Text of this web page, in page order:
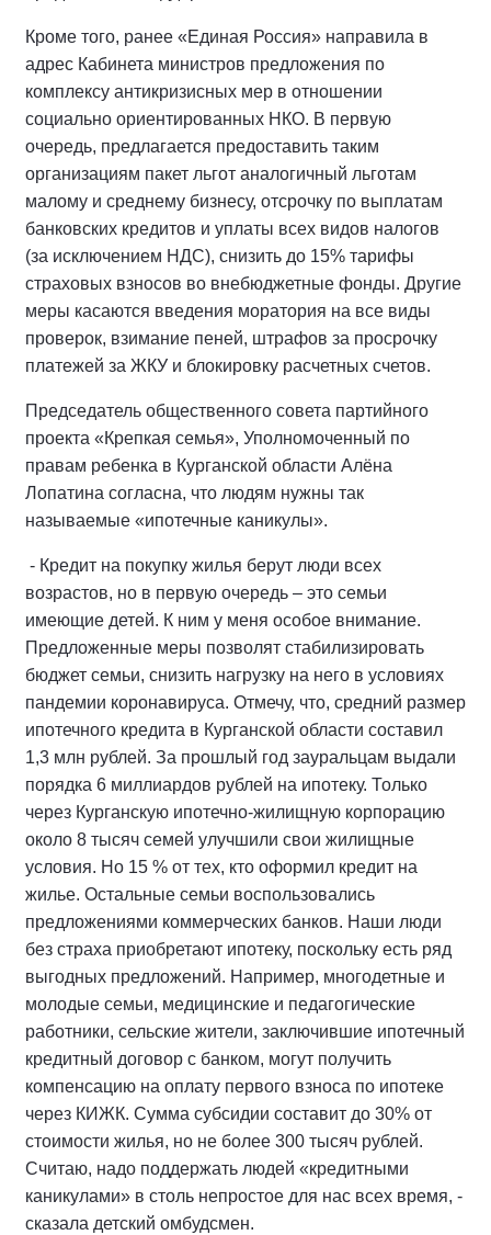
Кроме того, ранее «Единая Россия» направила в
адрес Кабинета министров предложения по
комплексу антикризисных мер в отношении
социально ориентированных НКО. В первую
очередь, предлагается предоставить таким
организациям пакет льгот аналогичный льготам
малому и среднему бизнесу, отсрочку по выплатам
банковских кредитов и уплаты всех видов налогов
(за исключением НДС), снизить до 15% тарифы
страховых взносов во внебюджетные фонды. Другие
меры касаются введения моратория на все виды
проверок, взимание пеней, штрафов за просрочку
платежей за ЖКУ и блокировку расчетных счетов.
Председатель общественного совета партийного
проекта «Крепкая семья», Уполномоченный по
правам ребенка в Курганской области Алёна
Лопатина согласна, что людям нужны так
называемые «ипотечные каникулы».
- Кредит на покупку жилья берут люди всех
возрастов, но в первую очередь – это семьи
имеющие детей. К ним у меня особое внимание.
Предложенные меры позволят стабилизировать
бюджет семьи, снизить нагрузку на него в условиях
пандемии коронавируса. Отмечу, что, средний размер
ипотечного кредита в Курганской области составил
1,3 млн рублей. За прошлый год зауральцам выдали
порядка 6 миллиардов рублей на ипотеку. Только
через Курганскую ипотечно-жилищную корпорацию
около 8 тысяч семей улучшили свои жилищные
условия. Но 15 % от тех, кто оформил кредит на
жилье. Остальные семьи воспользовались
предложениями коммерческих банков. Наши люди
без страха приобретают ипотеку, поскольку есть ряд
выгодных предложений. Например, многодетные и
молодые семьи, медицинские и педагогические
работники, сельские жители, заключившие ипотечный
кредитный договор с банком, могут получить
компенсацию на оплату первого взноса по ипотеке
через КИЖК. Сумма субсидии составит до 30% от
стоимости жилья, но не более 300 тысяч рублей.
Считаю, надо поддержать людей «кредитными
каникулами» в столь непростое для нас всех время, -
сказала детский омбудсмен.